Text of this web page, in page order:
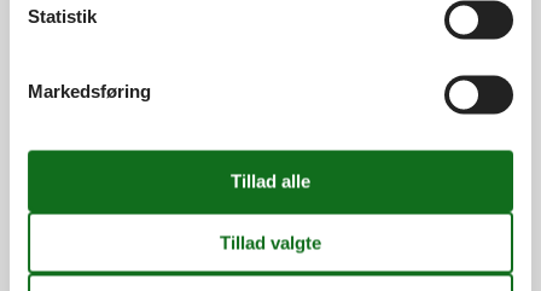
info@vacasol.dk
Metatravel Deutschland GmbH
Statistik
Markedsføring